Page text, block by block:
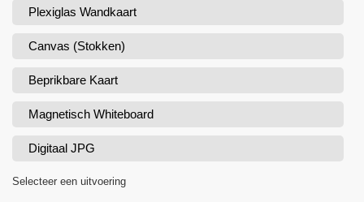
Plexiglas Wandkaart
Canvas (Stokken)
Beprikbare Kaart
Magnetisch Whiteboard
Digitaal JPG
Selecteer een uitvoering